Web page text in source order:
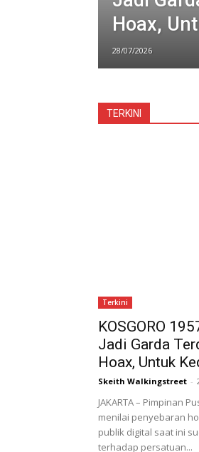
Hoax,
28/07/2026
TERKINI
Terkini
KOSGORO
Jadi Garda
Hoax, Untuk
Skeith Walkingstreet -
JAKARTA – Pimpinan
menilai penyebaran
publik digital saat ini
terhadap persatuan...